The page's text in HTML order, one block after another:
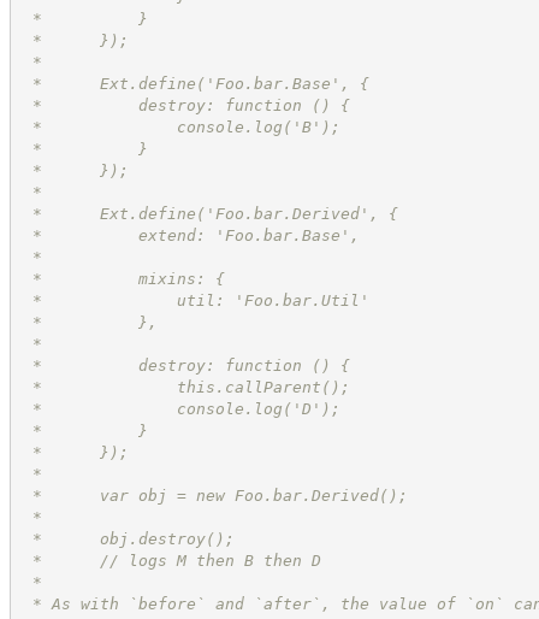
*          }
*      });
*
*      Ext.define('Foo.bar.Base', {
*          destroy: function () {
*              console.log('B');
*          }
*      });
*
*      Ext.define('Foo.bar.Derived', {
*          extend: 'Foo.bar.Base',
*
*          mixins: {
*              util: 'Foo.bar.Util'
*          },
*
*          destroy: function () {
*              this.callParent();
*              console.log('D');
*          }
*      });
*
*      var obj = new Foo.bar.Derived();
*
*      obj.destroy();
*      // logs M then B then D
*
* As with `before` and `after`, the value of `on` can